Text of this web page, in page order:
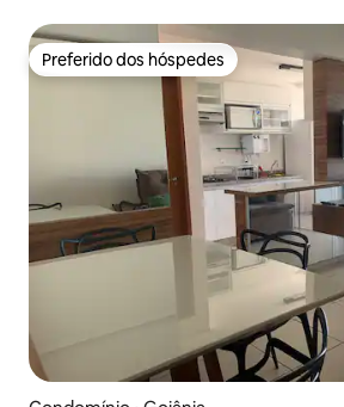
Preferido dos hóspedes
Preferido dos hóspedes